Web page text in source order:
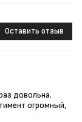
Оставить отзыв
довольна.
огромный,